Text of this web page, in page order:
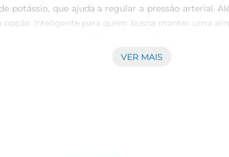
potássio, que ajuda a regular a pressão arterial.
inteligente para quem busca manter uma
um contraste de sabor que enriquece as
com nozes ou amêndoas, criando um
VER MAIS